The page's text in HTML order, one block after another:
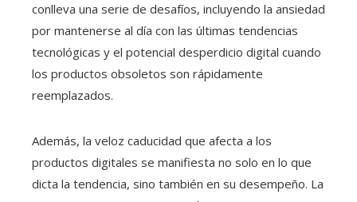
conlleva una serie de desafíos, incluyendo la ansiedad
por mantenerse al día con las últimas tendencias
tecnológicas y el potencial desperdicio digital cuando
los productos obsoletos son rápidamente
reemplazados.
Además, la veloz caducidad que afecta a los
productos digitales se manifiesta no solo en lo que
dicta la tendencia, sino también en su desempeño. La